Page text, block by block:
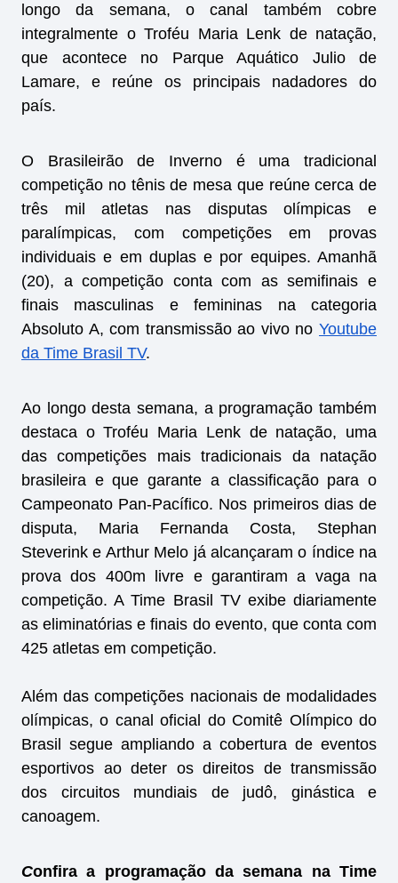
longo da semana, o canal também cobre
integralmente o Troféu Maria Lenk de natação,
que acontece no Parque Aquático Julio de
Lamare, e reúne os principais nadadores do
país.
O Brasileirão de Inverno é uma tradicional
competição no tênis de mesa que reúne cerca de
três mil atletas nas disputas olímpicas e
paralímpicas, com competições em provas
individuais e em duplas e por equipes. Amanhã
(20), a competição conta com as semifinais e
finais masculinas e femininas na categoria
Absoluto A, com transmissão ao vivo no Youtube
da Time Brasil TV.
Ao longo desta semana, a programação também
destaca o Troféu Maria Lenk de natação, uma
das competições mais tradicionais da natação
brasileira e que garante a classificação para o
Campeonato Pan-Pacífico. Nos primeiros dias de
disputa, Maria Fernanda Costa, Stephan
Steverink e Arthur Melo já alcançaram o índice na
prova dos 400m livre e garantiram a vaga na
competição. A Time Brasil TV exibe diariamente
as eliminatórias e finais do evento, que conta com
425 atletas em competição.
Além das competições nacionais de modalidades
olímpicas, o canal oficial do Comitê Olímpico do
Brasil segue ampliando a cobertura de eventos
esportivos ao deter os direitos de transmissão
dos circuitos mundiais de judô, ginástica e
canoagem.
Confira a programação da semana na Time